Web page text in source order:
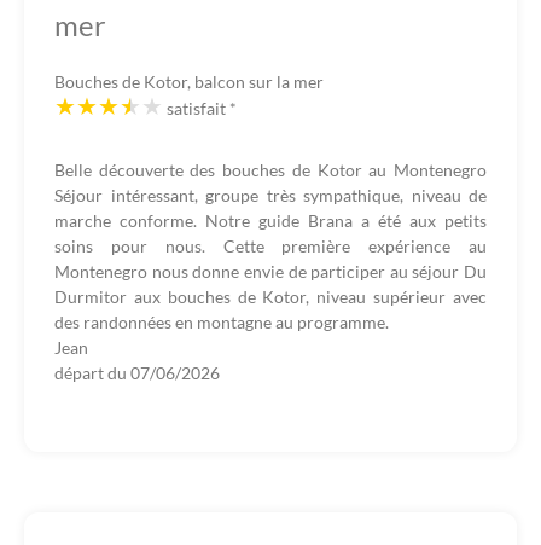
mer
Bouches de Kotor, balcon sur la mer
satisfait *
Belle découverte des bouches de Kotor au Montenegro
Séjour intéressant, groupe très sympathique, niveau de
marche conforme. Notre guide Brana a été aux petits
soins pour nous. Cette première expérience au
Montenegro nous donne envie de participer au séjour Du
Durmitor aux bouches de Kotor, niveau supérieur avec
des randonnées en montagne au programme.
Jean
départ du 07/06/2026